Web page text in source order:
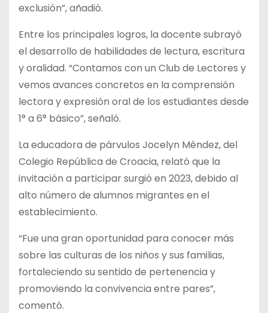
exclusión”, añadió.
Entre los principales logros, la docente subrayó
el desarrollo de habilidades de lectura, escritura
y oralidad. “Contamos con un Club de Lectores y
vemos avances concretos en la comprensión
lectora y expresión oral de los estudiantes desde
1° a 6° básico”, señaló.
La educadora de párvulos Jocelyn Méndez, del
Colegio República de Croacia, relató que la
invitación a participar surgió en 2023, debido al
alto número de alumnos migrantes en el
establecimiento.
“Fue una gran oportunidad para conocer más
sobre las culturas de los niños y sus familias,
fortaleciendo su sentido de pertenencia y
promoviendo la convivencia entre pares”,
comentó.